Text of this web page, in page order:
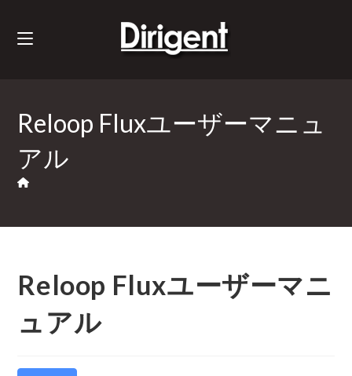
Reloop Fluxユーザーマニュ
アル
Reloop Fluxユーザーマニ
ュアル